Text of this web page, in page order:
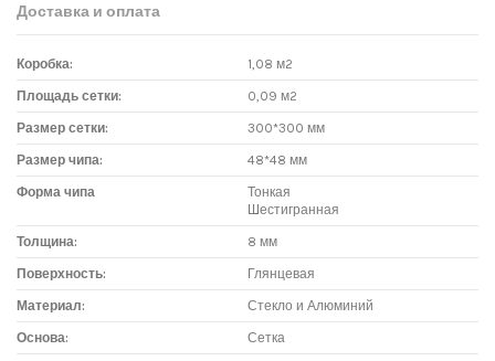
Доставка и оплата
Коробка: 1,08 м2
Площадь сетки: 0,09 м2
Размер сетки: 300*300 мм
Размер чипа: 48*48 мм
Форма чипа
Тонкая
Шестигранная
Толщина: 8 мм
Поверхность: Глянцевая
Материал: Стекло и Алюминий
Основа: Сетка